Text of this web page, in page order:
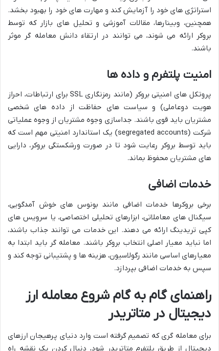
استراتژی های خود را آزمایش کند و مهارت های خود را بهبود بخشد.
همچنین، وبینارها، مقالات آموزشی و تحلیل های بازار که توسط
بروکر ارائه می شوند، می توانند در ارتقاء دانش معامله گر موثر
باشند.
امنیت پلتفرم و داده ها
پروتکل های امنیتی بروکر (مانند رمزنگاری SSL برای ارتباطات، احراز
هویت دوعاملی) و سیاست های حفاظت از داده های شخصی
مشتریان باید قوی باشند. جداسازی وجوه مشتریان از وجوه عملیاتی
شرکت (segregated accounts) یک استاندارد امنیتی مهم است که
باید توسط بروکر رعایت شود تا در صورت ورشکستگی بروکر، دارایی
های مشتریان محفوظ بماند.
خدمات اضافی
برخی بروکرها خدمات اضافی مانند بونوس های خوش آمدگویی،
سیگنال های معاملاتی، ابزارهای تحلیلی اختصاصی، یا سرویس های
کپی تریدینگ ارائه می دهند. این خدمات می توانند جذاب باشند،
اما نباید معیار اصلی انتخاب بروکر باشند. معامله گر باید ابتدا به
معیارهای اساسی مانند رگولاسیون، هزینه ها و پشتیبانی توجه کند و
سپس به خدمات اضافی بپردازد.
راهنمای گام به گام شروع معامله ارز
دیجیتال در متاتریدر
برای معامله گری که تصمیم گرفته است وارد دنیای پرهیجان ارزهای
دیجیتال از طریق پلتفرم متاتریدر شود، دنبال کردن یک نقشه راه